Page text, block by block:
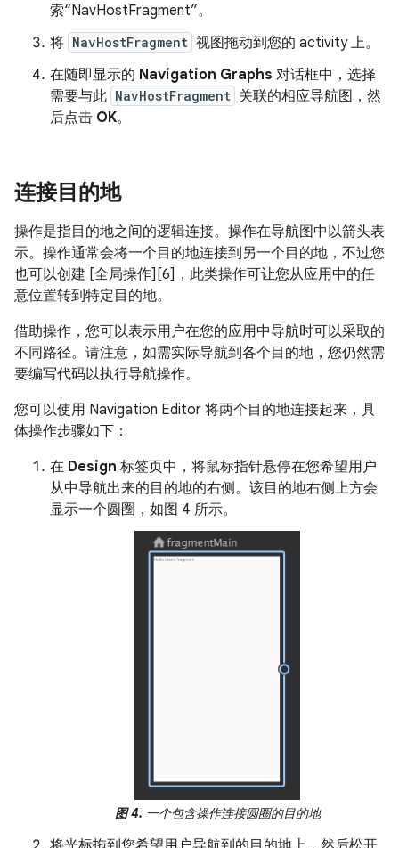
索“NavHostFragment”。
将 NavHostFragment 视图拖动到您的 activity 上。
在随即显示的 Navigation Graphs 对话框中，选择
需要与此 NavHostFragment 关联的相应导航图，然
后点击 OK。
连接目的地
操作是指目的地之间的逻辑连接。 操作在导航图中以箭头表
示。操作通常会将一个目的地连接到另一个目的地，不过您
也可以创建 [全局操作][6]，此类操作可让您从应用中的任
意位置转到特定目的地。
借助操作，您可以表示用户在您的应用中导航时可以采取的
不同路径。请注意，如需实际导航到各个目的地，您仍然需
要编写代码以执行导航操作。
您可以使用 Navigation Editor 将两个目的地连接起来，具
体操作步骤如下：
在 Design 标签页中，将鼠标指针悬停在您希望用户
从中导航出来的目的地的右侧。该目的地右侧上方会
显示一个圆圈，如图 4 所示。
图 4. 一个包含操作连接圆圈的目的地